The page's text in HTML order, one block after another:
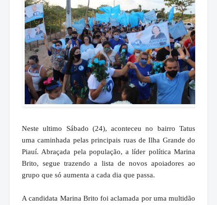
Neste ultimo Sábado (24), aconteceu no bairro Tatus
uma caminhada pelas principais ruas de Ilha Grande do
Piauí. Abraçada pela população, a líder política Marina
Brito, segue trazendo a lista de novos apoiadores ao
grupo que só aumenta a cada dia que passa.
A candidata Marina Brito foi aclamada por uma multidão